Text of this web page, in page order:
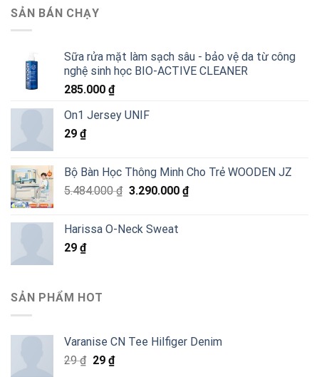
SẢN BÁN CHẠY
Sữa rửa mặt làm sạch sâu - bảo vệ da từ công
nghệ sinh học BIO-ACTIVE CLEANER
285.000 ₫
On1 Jersey UNIF
29 ₫
Bộ Bàn Học Thông Minh Cho Trẻ WOODEN JZ
5.484.000₫ Giá
5.484.000 ₫.
3.290.000 ₫Giá
Harissa O-Neck Sweat
29 ₫
SẢN PHẨM HOT
Varanise CN Tee Hilfiger Denim
29₫ Giá
29 ₫Giá